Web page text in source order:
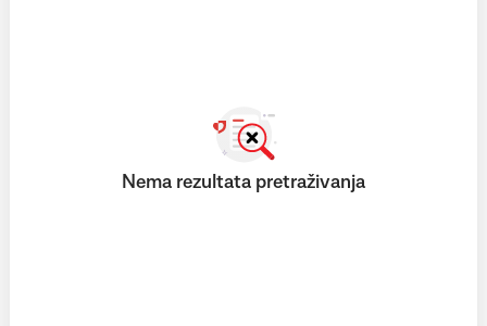
Nema rezultata pretraživanja